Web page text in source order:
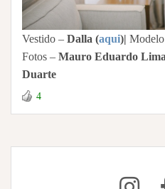
Vestido – Dalla (aqui)|
Fotos – Mauro Eduardo
Duarte
4